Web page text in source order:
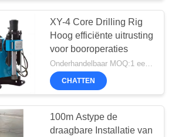
XY-4 Core Drilling Rig
Hoog efficiënte uitrusting
voor booroperaties
Onderhandelbaar MOQ:1 eenheid
CHATTEN
100m Astype de
draagbare Installatie van